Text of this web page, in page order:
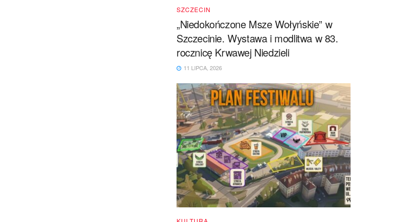
SZCZECIN
„Niedokończone Msze Wołyńskie” w
Szczecinie. Wystawa i modlitwa w 83.
rocznicę Krwawej Niedzieli
11 LIPCA, 2026